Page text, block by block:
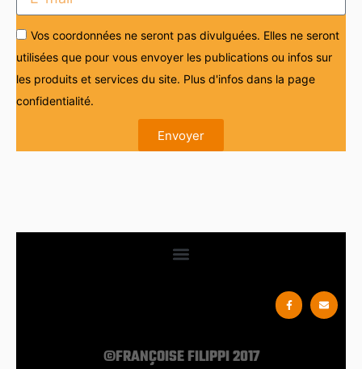
Vos coordonnées ne seront pas divulguées. Elles ne seront
utilisées que pour vous envoyer les publications ou infos sur
les produits et services du site. Plus d'infos dans la page
confidentialité.
Envoyer
©FRANÇOISE FILIPPI 2017